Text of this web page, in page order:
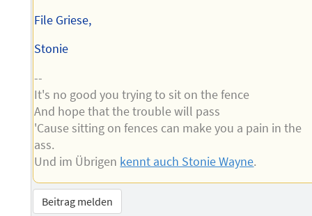
File Griese,
Stonie
--
It's no good you trying to sit on the fence
And hope that the trouble will pass
'Cause sitting on fences can make you a pain in the
ass.
Und im Übrigen kennt auch Stonie Wayne.
Beitrag melden